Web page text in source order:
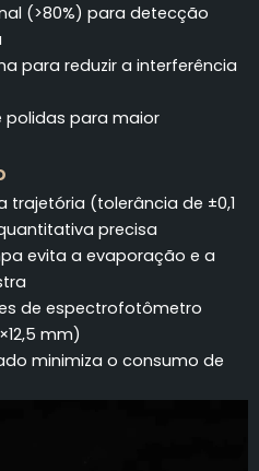
(>80%) para detecção
para reduzir a interferência
polidas para maior
(tolerância de ±0,1
precisa
evita a evaporação e a
de espectrofotômetro
mm)
minimiza o consumo de